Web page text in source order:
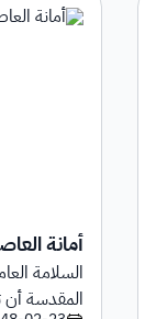
أمانة
السلامة
المقدسة أن